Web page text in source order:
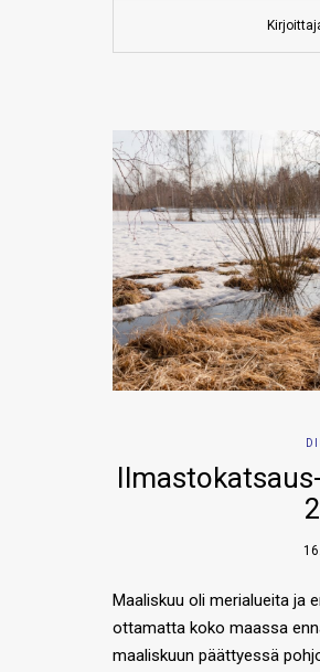
Maaliskuu oli merialueita ja
ottamatta koko maassa
maaliskuun päättyessä